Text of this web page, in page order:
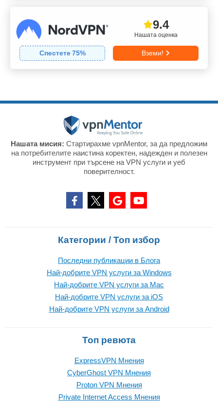
Нашата оценка
9.4
Спестете 75% Вземи!
Нашата мисия: Стартирахме vpnMentor, за да предложим
на потребителите наистина коректен, надежден и полезен
инструмент при търсене на VPN услуги и уеб
поверителност.
Категории / Топ избор
Последни публикации в Блога
Най-добрите VPN услуги за Windows
Най-добрите VPN услуги за Mac
Най-добрите VPN услуги за iOS
Най-добрите VPN услуги за Android
Топ ревюта
ExpressVPN Mнения
CyberGhost VPN Mнения
Proton VPN Mнения
Private Internet Access Mнения